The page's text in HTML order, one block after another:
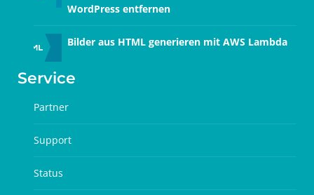
WordPress entfernen
Bilder aus HTML generieren mit AWS Lambda
Service
Partner
Support
Status